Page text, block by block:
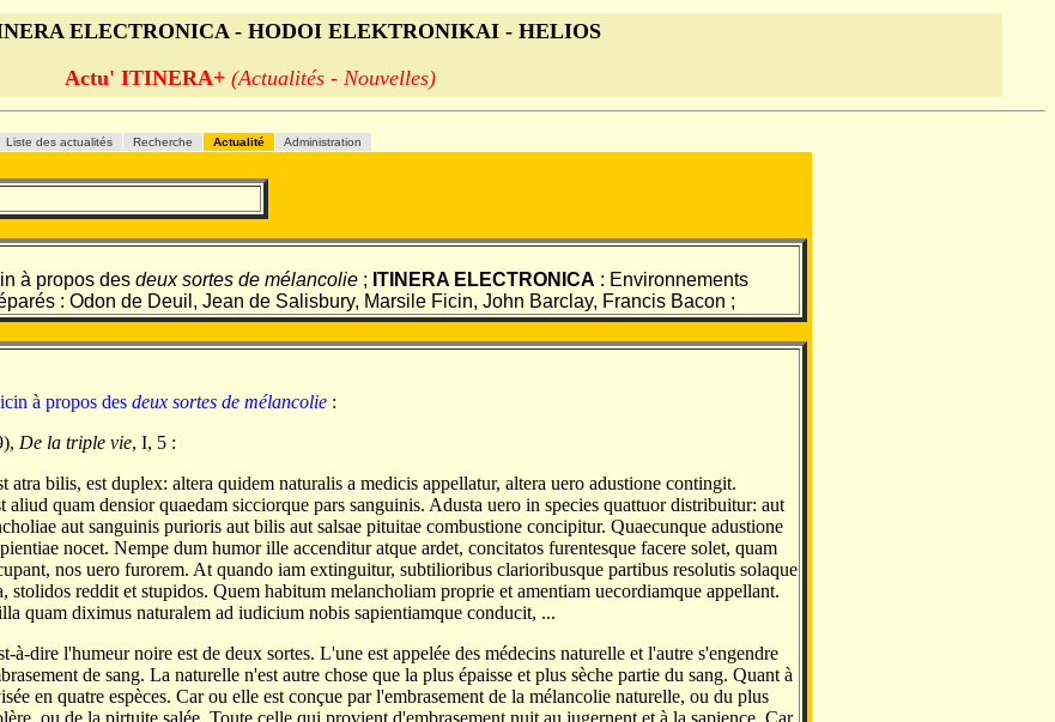
ELECTRONICA - HODOI ELEKTRONIKAI - HELIOS
Actu' ITINERA+ (Actualités - Nouvelles)
Liste des actualités Recherche Actualité Administration
à propos des deux sortes de mélancolie ; ITINERA ELECTRONICA : Environnements
: Odon de Deuil, Jean de Salisbury, Marsile Ficin, John Barclay, Francis Bacon ;
à propos des deux sortes de mélancolie :
De la triple vie, I, 5 :
atra bilis, est duplex: altera quidem naturalis a medicis appellatur, altera uero adustione contingit.
quam densior quaedam sicciorque pars sanguinis. Adusta uero in species quattuor distribuitur: aut
aut sanguinis purioris aut bilis aut salsae pituitae combustione concipitur. Quaecunque adustione
nocet. Nempe dum humor ille accenditur atque ardet, concitatos furentesque facere solet, quam
nos uero furorem. At quando iam extinguitur, subtilioribus clarioribusque partibus resolutis solaque
stolidos reddit et stupidos. Quem habitum melancholiam proprie et amentiam uecordiamque appellant.
quam diximus naturalem ad iudicium nobis sapientiamque conducit, ...
à-dire l'humeur noire est de deux sortes. L'une est appelée des médecins naturelle et l'autre s'engendre
de sang. La naturelle n'est autre chose que la plus épaisse et plus sèche partie du sang. Quant à
en quatre espèces. Car ou elle est conçue par l'embrasement de la mélancolie naturelle, ou du plus
ou de la pirtuite salée. Toute celle qui provient d'embrasement nuit au jugernent et à la sapience. Car,